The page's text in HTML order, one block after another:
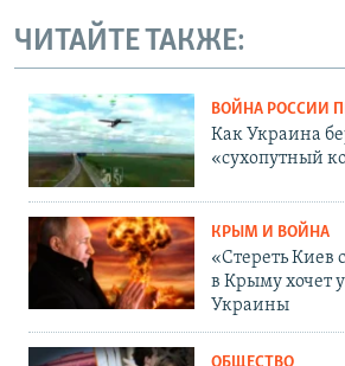
ЧИТАЙТЕ ТАКЖЕ:
ВОЙНА РОССИИ
Как Украина
«сухопутный
КРЫМ И ВОЙНА
«Стереть Киев
в Крыму хочет
Украины